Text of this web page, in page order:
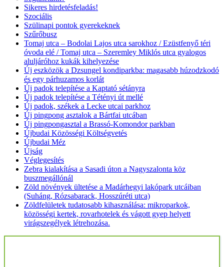
Sikeres hirdetésfeladás!
Szociális
Szülinapi pontok gyerekeknek
Szűrőbusz
Tomaj utca – Bodolai Lajos utca sarokhoz / Ezüstfenyő téri
óvoda elé / Tomaj utca – Szeremley Miklós utca gyalogos
aluljáróhoz kukák kihelyezése
Új eszközök a Dzsungel kondiparkba: magasabb húzodzkodó
és egy párhuzamos korlát
Új padok telepítése a Kaptató sétányra
Új padok telepítése a Tétényi út mellé
Új padok, székek a Lecke utcai parkhoz
Új pingpong asztalok a Bártfai utcában
Új pingpongasztal a Brassó-Komondor parkban
Újbudai Közösségi Költségvetés
Újbudai Méz
Újság
Véglegesítés
Zebra kialakítása a Sasadi úton a Nagyszalonta köz
buszmegállónál
Zöld növények ültetése a Madárhegyi lakópark utcáiban
(Suháng, Rózsabarack, Hosszúréti utca)
Zöldfelületek tudatosabb kihasználása: mikroparkok,
közösségi kertek, rovarhotelek és vágott gyep helyett
virágszegélyek létrehozása.